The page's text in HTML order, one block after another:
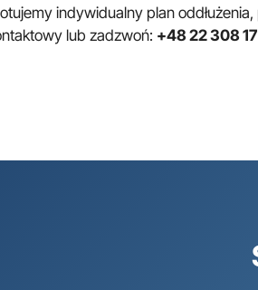
indywidualny plan
lub zadzwoń: +48 22 308